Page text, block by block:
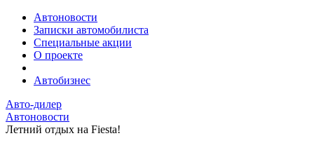
Автоновости
Записки автомобилиста
Специальные акции
О проекте
Автобизнес
Авто-дилер
Автоновости
Летний отдых на Fiesta!